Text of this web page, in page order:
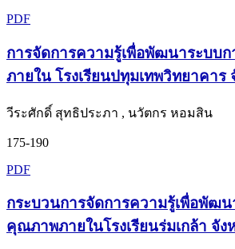
PDF
การจัดการความรู้เพื่อพัฒนาระบบ
ภายใน โรงเรียนปทุมเทพวิทยาคาร
วีระศักดิ์ สุทธิประภา , นวัตกร หอมสิน
175-190
PDF
กระบวนการจัดการความรู้เพื่อพัฒ
คุณภาพภายในโรงเรียนร่มเกล้า จั